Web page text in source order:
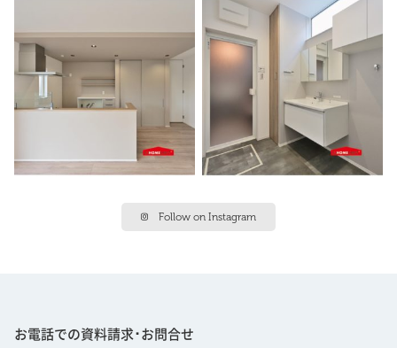
Follow on Instagram
お電話での資料請求･お問合せ